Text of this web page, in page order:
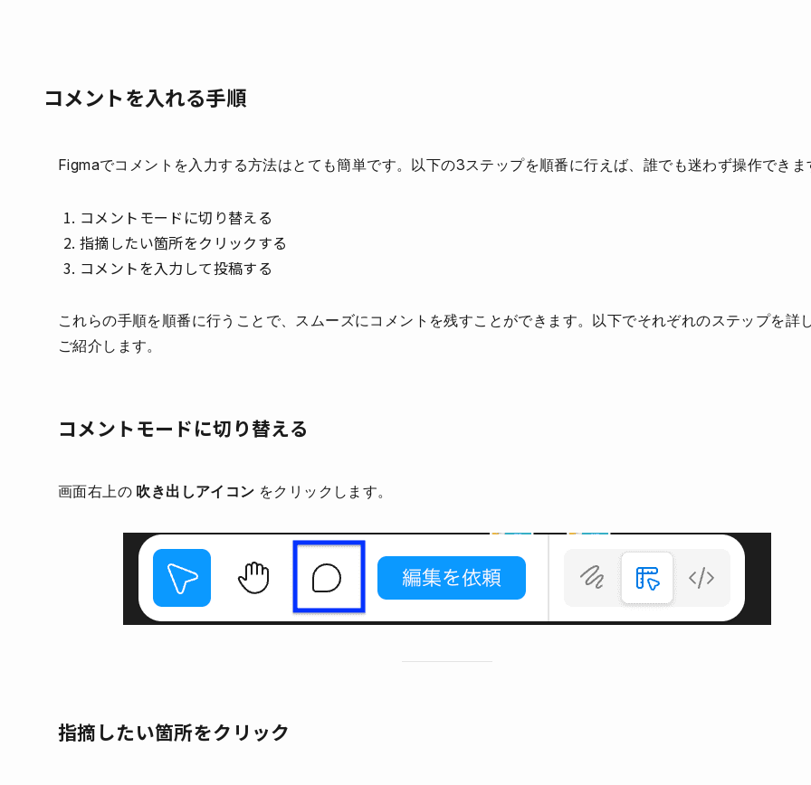
コメントを入れる手順
Figmaでコメントを入力する方法はとても簡単です。以下の3ステップを順番に行えば、誰でも迷わず操作できま
コメントモードに切り替える
指摘したい箇所をクリックする
コメントを入力して投稿する
これらの手順を順番に行うことで、スムーズにコメントを残すことができます。以下でそれぞれのステップを詳
ご紹介します。
コメントモードに切り替える
画面右上の 吹き出しアイコン をクリックします。
指摘したい箇所をクリック